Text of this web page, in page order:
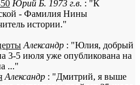
Юрий Б. 1973 г.в. : "К
- Фамилия Нины
истории."
Александр : "Юлия, добрый
3-5 июля уже опубликована на
..."
Александр : "Дмитрий, я выше